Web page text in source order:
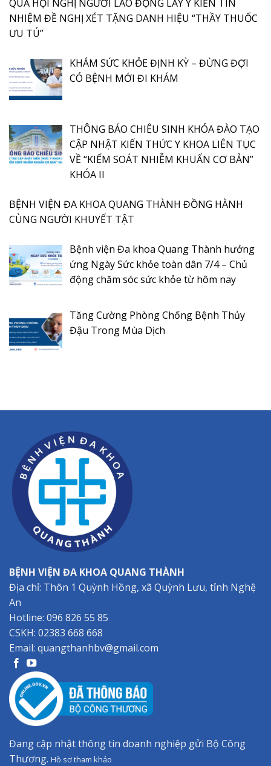
QUẢ HỘI NGHỊ NGƯỜI LAO ĐỘNG LẤY Ý KIẾN TÍN
NHIỆM ĐỀ NGHỊ XÉT TẶNG DANH HIỆU “THẦY THUỐC
ƯU TÚ”
KHÁM SỨC KHỎE ĐỊNH KỲ – ĐỪNG ĐỢI
CÓ BỆNH MỚI ĐI KHÁM
THÔNG BÁO CHIÊU SINH KHÓA ĐÀO TẠO
CẬP NHẬT KIẾN THỨC Y KHOA LIÊN TỤC
VỀ “KIỂM SOÁT NHIỄM KHUẨN CƠ BẢN”
KHÓA II
BỆNH VIỆN ĐA KHOA QUANG THÀNH ĐỒNG HÀNH
CÙNG NGƯỜI KHUYẾT TẬT
Bệnh viện Đa khoa Quang Thành hưởng
ứng Ngày Sức khỏe toàn dân 7/4 – Chủ
động chăm sóc sức khỏe từ hôm nay
Tăng Cường Phòng Chống Bệnh Thủy
Đậu Trong Mùa Dịch
BỆNH VIỆN ĐA KHOA QUANG THÀNH
Địa chỉ: Thôn 1 Quỳnh Hồng, xã Quỳnh Lưu, tỉnh Nghệ
An
Hotline: 096 826 55 85
CSKH: 02383 668 668
Email: quangthanhbv@gmail.com
Đang cập nhật thông tin doanh nghiệp gửi Bộ Công
Thương. Hồ sơ tham khảo